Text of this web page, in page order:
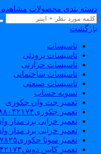
بندی محصولات مشاهده
تاسیسات
تاسیسات برودتی
تاسیسات حرارتی
تاسیسات ساختمانی
تاسیسات صنعتی
تسویه حساب
تعمیر جت وان جکوزی
تعمیر جکوزی۸۸۰۴۲۱۷۴_فروش وان_جکوزی
تعمیر خرابی برد مدار
تعمیر خرابی برد مدار
تعمیر سونا جکوزی۰۹۱۲۱۵۰۷۸۲۵#| Sauna | Jacuzzi
تعمیر کابین دوش۸۸۰۴۲۱۷۴_فروش کابین دوش